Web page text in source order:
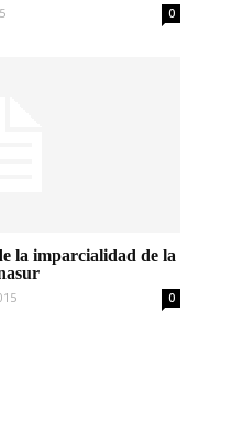
0
la imparcialidad de la
0